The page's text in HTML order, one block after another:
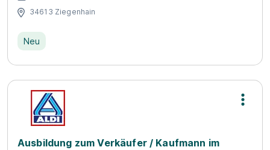
34613 Ziegenhain
Neu
Ausbildung zum Verkäufer / Kaufmann im